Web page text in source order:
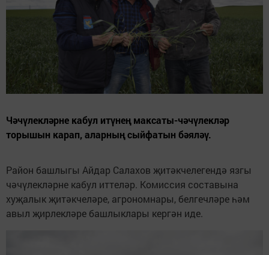
Чәчүлекләрне кабул итүнең максаты-чәчүлекләр
торышын карап, аларның сыйфатын бәяләү.
Район башлыгы Айдар Салахов җитәкчелегендә язгы
чәчүлекләрне кабул иттеләр. Комиссия составына
хуҗалык җитәкчеләре, агрономнары, белгечләре һәм
авыл җирлекләре башлыклары кергән иде.